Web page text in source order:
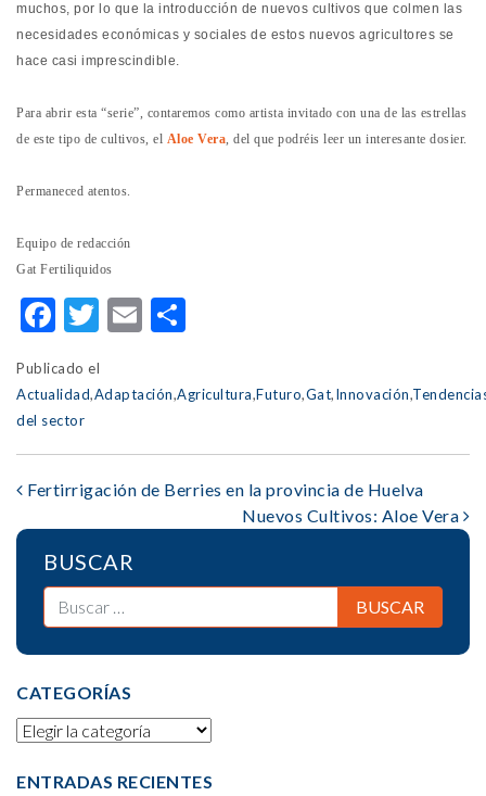
muchos, por lo que la introducción de nuevos cultivos que colmen las
necesidades económicas y sociales de estos nuevos agricultores se
hace casi imprescindible.
Para abrir esta “serie”, contaremos como artista invitado con una de las estrellas
de este tipo de cultivos, el Aloe Vera, del que podréis leer un interesante dosier.
Permaneced atentos.
Equipo de redacción
Gat Fertiliquidos
Facebook
Twitter
Email
Publicado el
Actualidad,Adaptación,Agricultura,Futuro,Gat,Innovación,
del sector
POST
NAVIGATION
Fertirrigación de Berries en la provincia de Huelva
Nuevos Cultivos: Aloe Vera
BUSCAR
CATEGORÍAS
ENTRADAS RECIENTES